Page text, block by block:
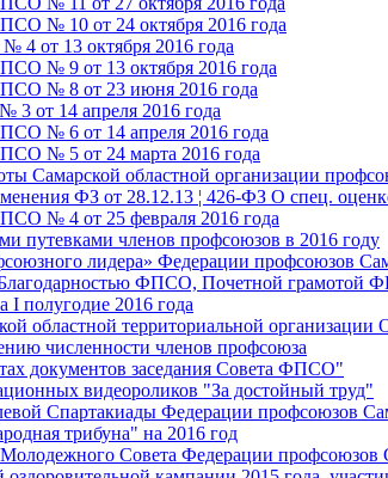
№ 10 от 24 октября 2016 года
4 от 13 октября 2016 года
№ 9 от 13 октября 2016 года
№ 8 от 23 июня 2016 года
3 от 14 апреля 2016 года
№ 6 от 14 апреля 2016 года
№ 5 от 24 марта 2016 года
Самарской областной организации
ФЗ от 28.12.13 ¦ 426-ФЗ О спец.
№ 4 от 25 февраля 2016 года
путевками членов профсоюзов в 2016 году
лидера» Федерации профсоюзов
Благодарностью ФПСО, Почетной грамотой
полугодие 2016 года
областной территориальной
численности членов профсоюза
документов заседания Совета ФПСО"
видеороликов "За достойный труд"
Спартакиады Федерации профсоюзов
трибуна" на 2016 год
Совета Федерации профсоюзов